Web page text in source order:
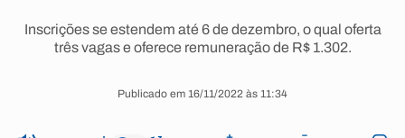
Inscrições se estendem até 6 de dezembro, o qual oferta
três vagas e oferece remuneração de R$ 1.302.
Publicado em 16/11/2022 às 11:34